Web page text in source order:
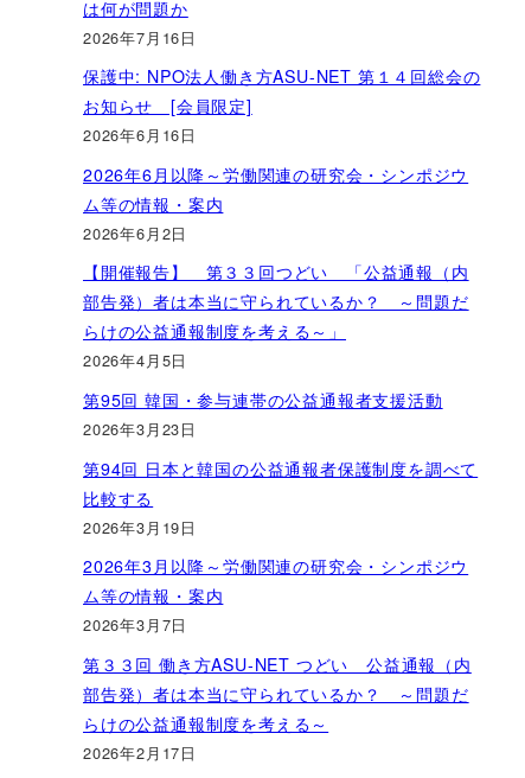
は何が問題か
2026年7月16日
保護中: NPO法人働き方ASU-NET 第１４回総会の
お知らせ [会員限定]
2026年6月16日
2026年6月以降～労働関連の研究会・シンポジウ
ム等の情報・案内
2026年6月2日
【開催報告】 第３３回つどい 「公益通報（内
部告発）者は本当に守られているか？ ～問題だ
らけの公益通報制度を考える～」
2026年4月5日
第95回 韓国・参与連帯の公益通報者支援活動
2026年3月23日
第94回 日本と韓国の公益通報者保護制度を調べて
比較する
2026年3月19日
2026年3月以降～労働関連の研究会・シンポジウ
ム等の情報・案内
2026年3月7日
第３３回 働き方ASU-NET つどい 公益通報（内
部告発）者は本当に守られているか？ ～問題だ
らけの公益通報制度を考える～
2026年2月17日